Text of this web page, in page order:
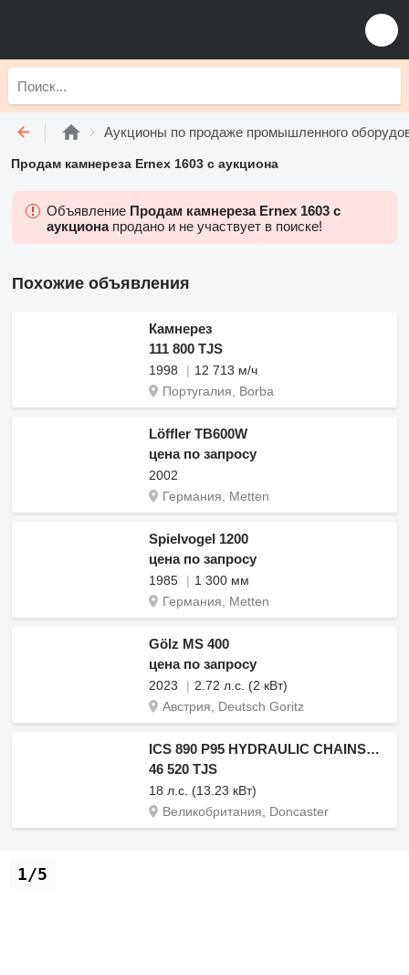
Аукционы по продаже промышленного
Продам камнереза Ernex 1603 с аукциона
Объявление Продам камнереза Ernex 1603 с
аукционапродано и не участвует в поиске!
Похожие объявления
Камнерез
111 800 TJS
1998
12 713 м/ч
Португалия, Borba
Löffler TB600W
цена по запросу
2002
Германия, Metten
Spielvogel 1200
цена по запросу
1985
1 300 мм
Германия, Metten
Gölz MS 400
цена по запросу
2023
2.72 л.с. (2 кВт)
Австрия, Deutsch Goritz
ICS 890 P95 HYDRAULIC CHAINSAW CONCRETE CUTTING
46 520 TJS
18 л.с. (13.23 кВт)
Великобритания, Doncaster
1/5